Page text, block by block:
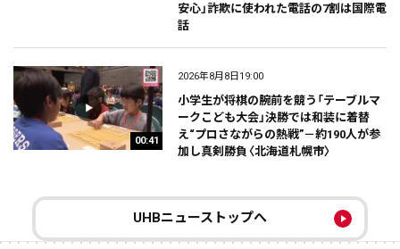
安心」詐欺に使われた電話の7割は国際電
話
00:41
2026年8月8日19:00
小学生が将棋の腕前を競う「テーブルマ
ークこども大会」決勝では和装に着替
え“プロさながらの熱戦”－約190人が参
加し真剣勝負〈北海道札幌市〉
UHBニューストップへ